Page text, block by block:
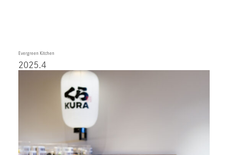
Evergreen Kitchen
2025.4